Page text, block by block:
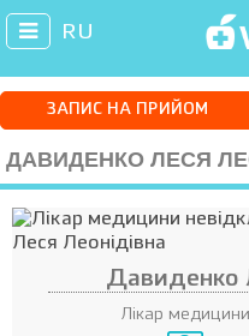
RU
ЗАПИС НА ПРИЙОМ
ДАВИДЕНКО ЛЕСЯ
Давиденко
Лікар